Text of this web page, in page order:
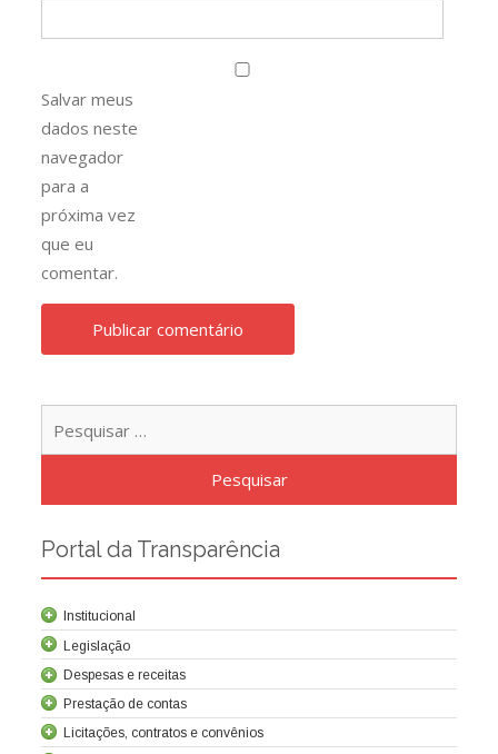
Salvar meus
dados neste
navegador
para a
próxima vez
que eu
comentar.
Portal da Transparência
Institucional
Legislação
Despesas e receitas
Prestação de contas
Licitações, contratos e convênios